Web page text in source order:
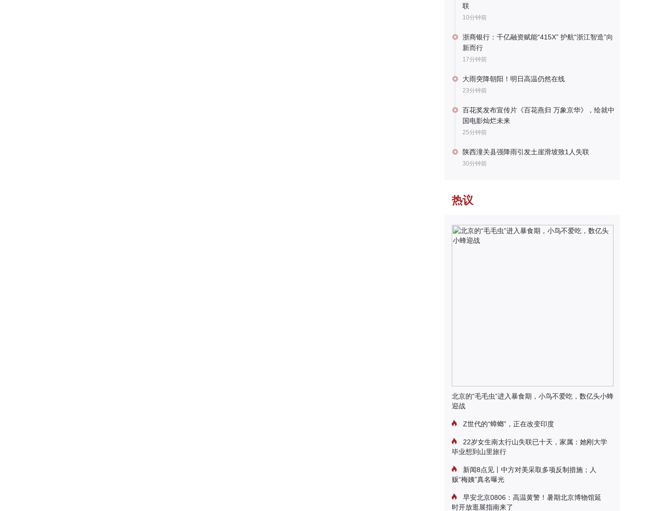
联
10分钟前
浙商银行：千亿融资赋能“415X” 护航“浙江智造”向
新而行
17分钟前
大雨突降朝阳！明日高温仍然在线
23分钟前
百花奖发布宣传片《百花燕归 万象京华》，绘就中
国电影灿烂未来
25分钟前
陕西潼关县强降雨引发土崖滑坡致1人失联
30分钟前
热议
北京的“毛毛虫”进入暴食期，小鸟不爱吃，数亿头小蜂
迎战
Z世代的“蟑螂”，正在改变印度
22岁女生南太行山失联已十天，家属：她刚大学
毕业想到山里旅行
新闻8点见丨中方对美采取多项反制措施；人
贩“梅姨”真名曝光
早安北京0806：高温黄警！暑期北京博物馆延
时开放逛展指南来了